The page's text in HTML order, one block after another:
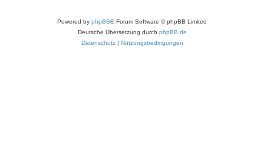
Powered by phpBB® Forum Software © phpBB Limited
Deutsche Übersetzung durch phpBB.de
Datenschutz| Nutzungsbedingungen